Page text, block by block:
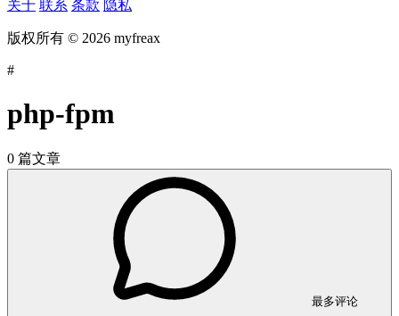
关于 联系 条款 隐私
版权所有 © 2026 myfreax
#
php-fpm
0 篇文章
最多评论